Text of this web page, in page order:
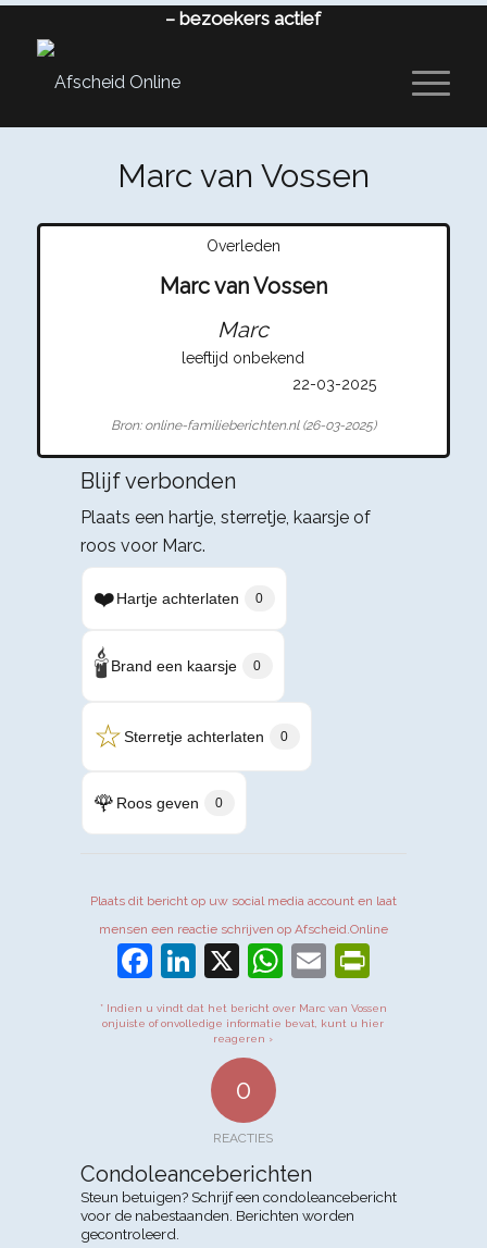
– bezoekers actief
Marc van Vossen
Overleden
Marc van Vossen
Marc
leeftijd onbekend
22-03-2025
Bron: online-familieberichten.nl (26-03-2025)
Blijf verbonden
Plaats een hartje, sterretje, kaarsje of
roos voor Marc.
❤️Hartje achterlaten 0
🕯️Brand een kaarsje 0
☆Sterretje achterlaten 0
🌹 Roos geven 0
Plaats dit bericht op uw social media account en laat
mensen een reactie schrijven op Afscheid.Online
Facebook
LinkedIn
X WhatsApp
Email
* Indien u vindt dat het bericht over Marc van Vossen
onjuiste of onvolledige informatie bevat, kunt u hier
reageren ›
0
REACTIES
Condoleanceberichten
Steun betuigen? Schrijf een condoleancebericht
voor de nabestaanden. Berichten worden
gecontroleerd.